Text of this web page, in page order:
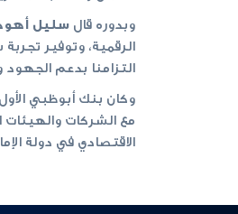
وبدوره قالسليل
الرقمية، وتوفير
التزامنا بدعم
مع الشركات والهيئات
الاقتصادي في دولة